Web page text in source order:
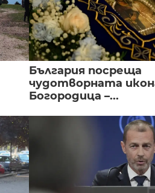
България посреща
чудотворната
Богородица –...